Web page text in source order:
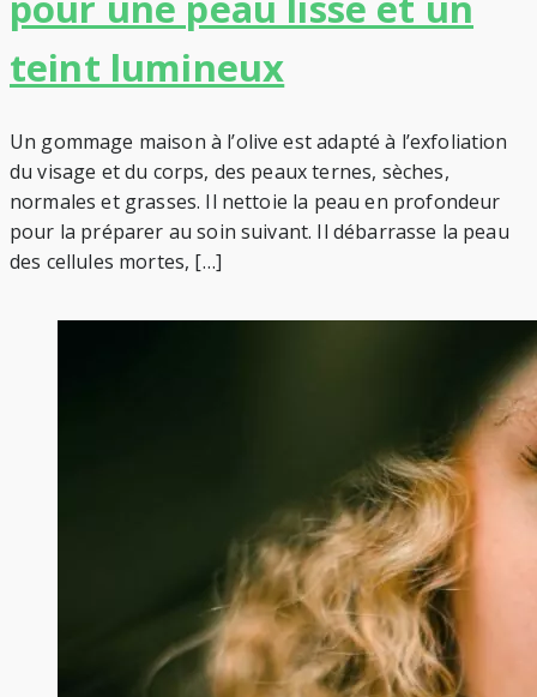
teint lumineux
Un gommage maison à l’olive est adapté à l’exfoliation
du visage et du corps, des peaux ternes, sèches,
normales et grasses. Il nettoie la peau en profondeur
pour la préparer au soin suivant. Il débarrasse la peau
des cellules mortes, […]